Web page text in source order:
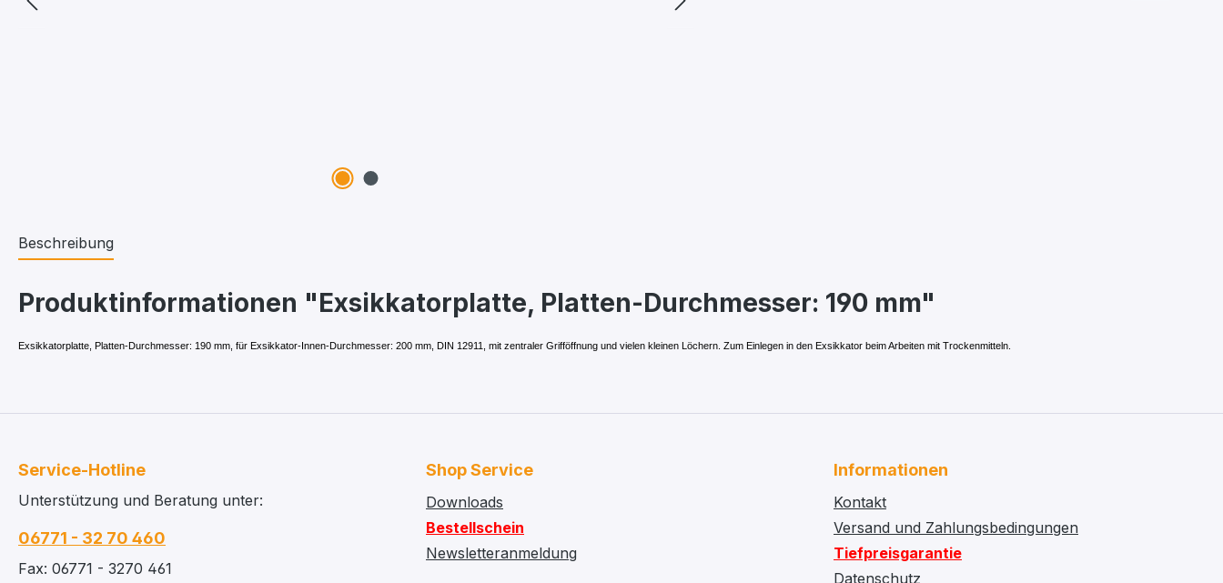
Beschreibung
Produktinformationen "Exsikkatorplatte, Platten-Durchmesser: 190 mm"
Exsikkatorplatte, Platten-Durchmesser: 190 mm, für Exsikkator-Innen-Durchmesser: 200 mm, DIN 12911, mit zentraler Grifföffnung und vielen kleinen Löchern. Zum Einlegen in den Exsikkator beim Arbeiten mit Trockenmitteln.
Service-Hotline
Unterstützung und Beratung unter:
06771 - 32 70 460
Fax: 06771 - 3270 461
Shop Service
Downloads
Bestellschein
Newsletteranmeldung
Informationen
Kontakt
Versand und Zahlungsbedingungen
Tiefpreisgarantie
Datenschutz